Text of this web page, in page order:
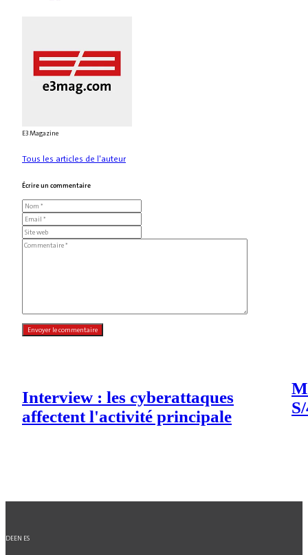
E3 Magazine
Tous les articles de l'auteur
Écrire un commentaire
Interview : les cyberattaques
affectent l'activité principale
DEEN ES